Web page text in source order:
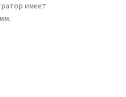
имеет